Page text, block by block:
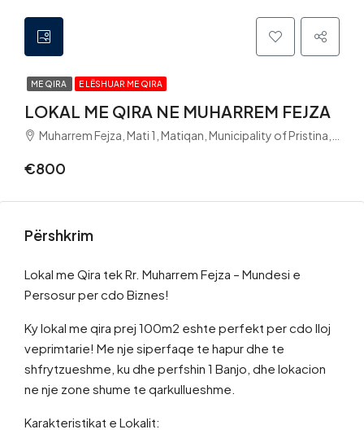
ME QIRA E LËSHUAR ME QIRA
LOKAL ME QIRA NE MUHARREM FEJZA
Muharrem Fejza, Mati 1, Matiqan, Municipality of Pristina, District of Prishtina, 10060, Kosovo
€800
Përshkrim
Lokal me Qira tek Rr. Muharrem Fejza – Mundesi e
Persosur per cdo Biznes!
Ky lokal me qira prej 100m2 eshte perfekt per cdo lloj
veprimtarie! Me nje siperfaqe te hapur dhe te
shfrytzueshme, ku dhe perfshin 1 Banjo, dhe lokacion
ne nje zone shume te qarkullueshme.
Karakteristikat e Lokalit: